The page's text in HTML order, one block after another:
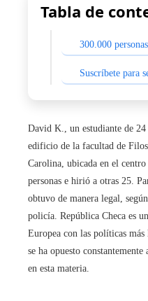
Tabla de
300.000
Suscríbete para
David K., un estudiante de
edificio de la facultad de
Carolina, ubicada en el
personas e hirió a otras 25.
obtuvo de manera legal,
policía. República Checa es
Europea con las políticas
se ha opuesto
en esta materia.